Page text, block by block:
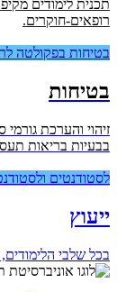
תכנית לימודים
רופאים-חוקרים.
בטיחות בפקולטה
בטיחות
זיהוי והערכת גורמי
בבעיות בריאות
לסטודנטים
ייעוץ
בכל שלבי